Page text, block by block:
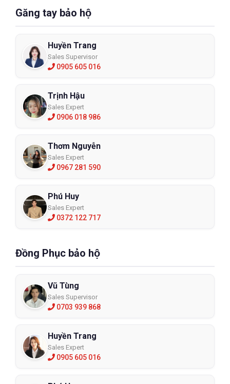
Găng tay bảo hộ
Huyền Trang
Sales Supervisor
0905 605 016
Trịnh Hậu
Sales Expert
0906 018 986
Thơm Nguyễn
Sales Expert
0967 281 590
Phú Huy
Sales Expert
0372 122 717
Đồng Phục bảo hộ
Vũ Tùng
Sales Supervisor
0703 939 868
Huyền Trang
Sales Expert
0905 605 016